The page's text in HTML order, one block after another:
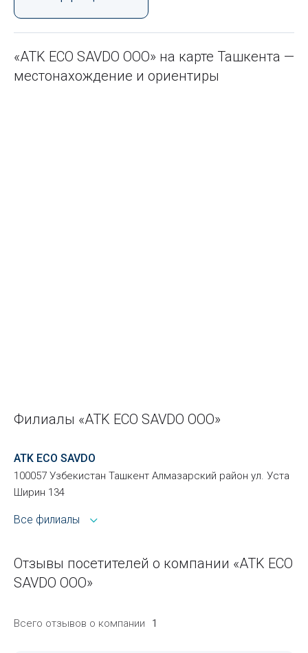
«ATK ECO SAVDO ООО» на карте Ташкента —
местонахождение и ориентиры
Филиалы «ATK ECO SAVDO ООО»
ATK ECO SAVDO
100057 Узбекистан Ташкент Алмазарский район ул. Уста
Ширин 134
Все филиалы
Отзывы посетителей о компании «ATK ECO
SAVDO ООО»
Всего отзывов о компании 1